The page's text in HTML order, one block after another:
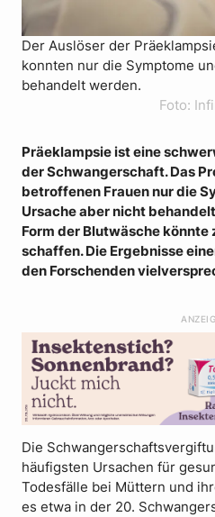
Der Auslöser der
konnten nur die Symptome
behandelt werden.
Foto:
Präeklampsie ist eine
der Schwangerschaft. Das
betroffenen Frauen nur die
Ursache aber nicht
Form der Blutwäsche
schaffen. Die Ergebnisse
den Forschenden
Die
häufigsten Ursachen für
Todesfälle bei Müttern und
es etwa in der 20.